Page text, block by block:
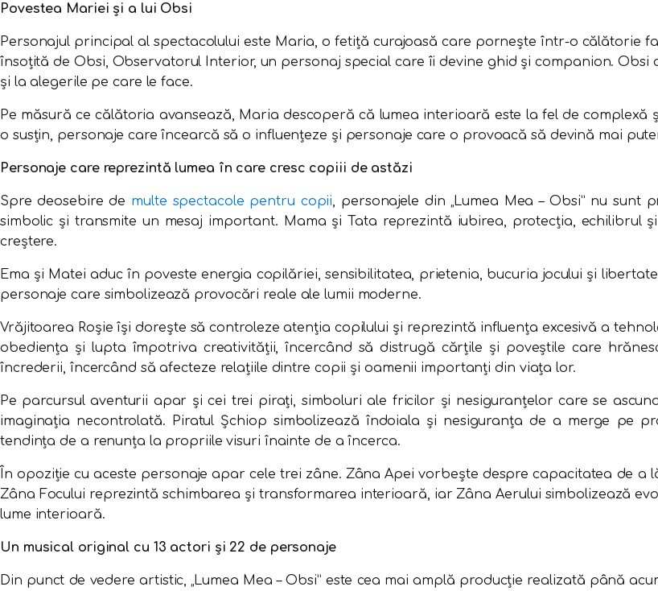
Povestea Mariei și a lui Obsi
Personajul principal al spectacolului este Maria, o fetiță curajoasă care pornește într-o călătorie
însoțită de Obsi, Observatorul Interior, un personaj special care îi devine ghid și companion.
și la alegerile pe care le face.
Pe măsură ce călătoria avansează, Maria descoperă că lumea interioară este la fel de
o susțin, personaje care încearcă să o influențeze și personaje care o provoacă să devină mai
Personaje care reprezintă lumea în care cresc copiii de astăzi
Spre deosebire de multe spectacole pentru copii, personajele din „Lumea Mea – Obsi” nu
simbolic și transmite un mesaj important. Mama și Tata reprezintă iubirea, protecția, echilibrul
creștere.
Ema și Matei aduc în poveste energia copilăriei, sensibilitatea, prietenia, bucuria jocului și
personaje care simbolizează provocări reale ale lumii moderne.
Vrăjitoarea Roșie își dorește să controleze atenția copilului și reprezintă influența excesivă a
obediența și lupta împotriva creativității, încercând să distrugă cărțile și poveștile care
încrederii, încercând să afecteze relațiile dintre copii și oamenii importanți din viața lor.
Pe parcursul aventurii apar și cei trei pirați, simboluri ale fricilor și nesiguranțelor care se
imaginația necontrolată. Piratul Șchiop simbolizează îndoiala și nesiguranța de a merge pe
tendința de a renunța la propriile visuri înainte de a încerca.
În opoziție cu aceste personaje apar cele trei zâne. Zâna Apei vorbește despre capacitatea de a
Zâna Focului reprezintă schimbarea și transformarea interioară, iar Zâna Aerului simbolizează
lume interioară.
Un musical original cu 13 actori și 22 de personaje
Din punct de vedere artistic, „Lumea Mea – Obsi” este cea mai amplă producție realizată până